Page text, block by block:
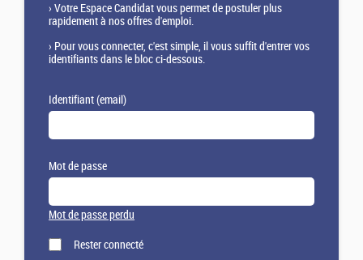
› Votre Espace Candidat vous permet de postuler plus
rapidement à nos offres d'emploi.
› Pour vous connecter, c'est simple, il vous suffit d'entrer vos
identifiants dans le bloc ci-dessous.
Identifiant (email)
Mot de passe
Rester connecté
Mot de passe perdu